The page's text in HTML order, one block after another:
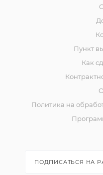
Пункт
Как
Политика на
ПОДПИСАТЬСЯ НА